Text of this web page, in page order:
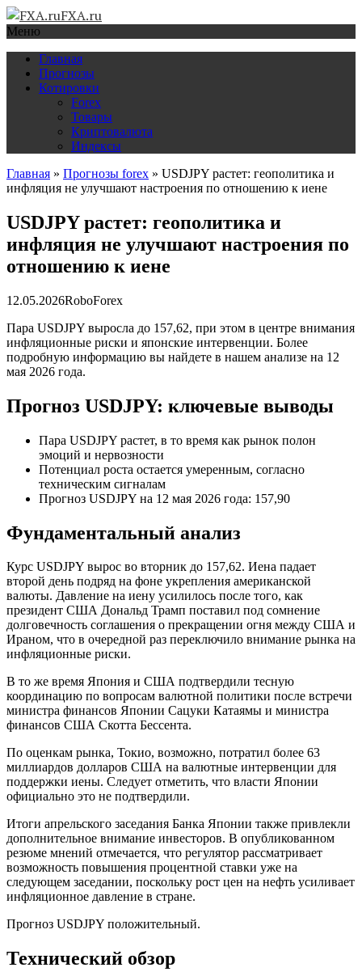
FXA.ru
Меню
Главная
Прогнозы
Котировки
Forex
Товары
Криптовалюта
Индексы
Главная » Прогнозы forex » USDJPY растет: геополитика и
инфляция не улучшают настроения по отношению к иене
USDJPY растет: геополитика и
инфляция не улучшают настроения по
отношению к иене
12.05.2026RoboForex
Пара USDJPY выросла до 157,62, при этом в центре внимания
инфляционные риски и японские интервенции. Более
подробную информацию вы найдете в нашем анализе на 12
мая 2026 года.
Прогноз USDJPY: ключевые выводы
Пара USDJPY растет, в то время как рынок полон
эмоций и нервозности
Потенциал роста остается умеренным, согласно
техническим сигналам
Прогноз USDJPY на 12 мая 2026 года: 157,90
Фундаментальный анализ
Курс USDJPY вырос во вторник до 157,62. Иена падает
второй день подряд на фоне укрепления американской
валюты. Давление на иену усилилось после того, как
президент США Дональд Трамп поставил под сомнение
долговечность соглашения о прекращении огня между США и
Ираном, что в очередной раз переключило внимание рынка на
инфляционные риски.
В то же время Япония и США подтвердили тесную
координацию по вопросам валютной политики после встречи
министра финансов Японии Сацуки Катаямы и министра
финансов США Скотта Бессента.
По оценкам рынка, Токио, возможно, потратил более 63
миллиардов долларов США на валютные интервенции для
поддержки иены. Следует отметить, что власти Японии
официально это не подтвердили.
Итоги апрельского заседания Банка Японии также привлекли
дополнительное внимание инвесторов. В опубликованном
резюме мнений отмечается, что регулятор рассматривает
возможность повышения процентной ставки уже на
следующем заседании, поскольку рост цен на нефть усиливает
инфляционное давление в стране.
Прогноз USDJPY положительный.
Технический обзор